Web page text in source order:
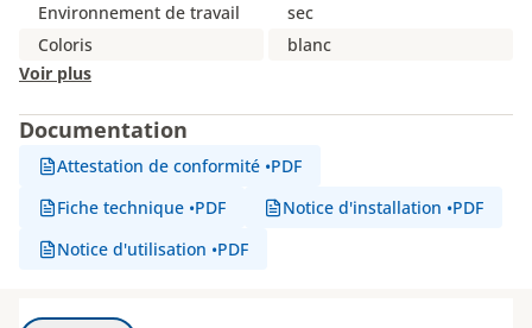
Environnement de travail
sec
Coloris
blanc
Voir plus
Documentation
Attestation de conformité •PDF
Fiche technique •PDF Notice d'installation •PDF
Notice d'utilisation •PDF